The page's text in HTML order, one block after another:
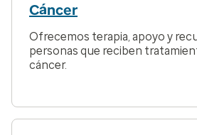
Cáncer
Ofrecemos terapia, apoyo y
personas que reciben
cáncer.